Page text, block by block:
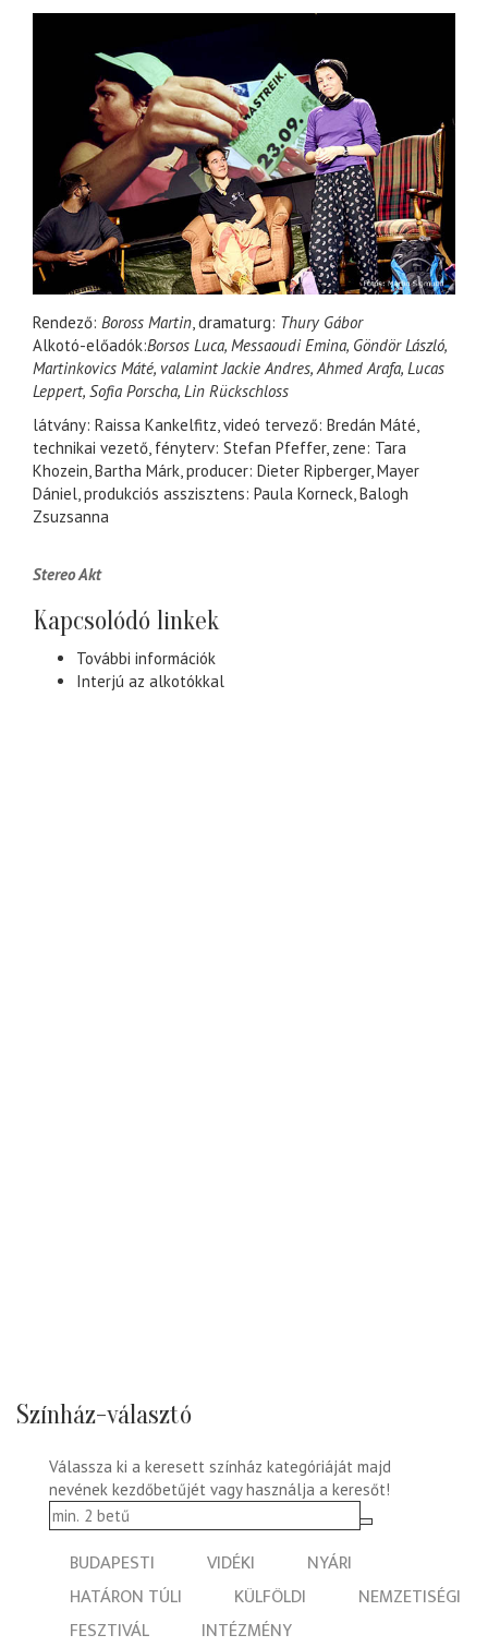
Rendező: Boross Martin, dramaturg: Thury Gábor
Alkotó-előadók:Borsos Luca, Messaoudi Emina, Göndör László,
Martinkovics Máté, valamint Jackie Andres, Ahmed Arafa, Lucas
Leppert, Sofia Porscha, Lin Rückschloss
látvány: Raissa Kankelfitz, videó tervező: Bredán Máté,
technikai vezető, fényterv: Stefan Pfeffer, zene: Tara
Khozein, Bartha Márk, producer: Dieter Ripberger, Mayer
Dániel, produkciós asszisztens: Paula Korneck, Balogh
Zsuzsanna
Stereo Akt
Kapcsolódó linkek
További információk
Interjú az alkotókkal
Színház-választó
Válassza ki a keresett színház kategóriáját majd
nevének kezdőbetűjét vagy használja a keresőt!
BUDAPESTI VIDÉKI
NYÁRI
HATÁRON TÚLI
KÜLFÖLDI
NEMZETISÉGI
FESZTIVÁL
INTÉZMÉNY